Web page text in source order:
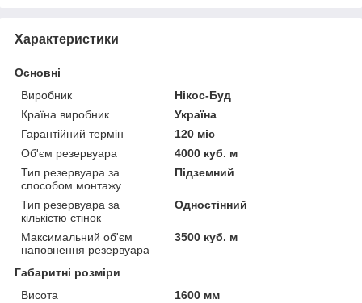
Характеристики
Основні
Виробник
Нікос-Буд
Країна виробник
Україна
Гарантійний термін
120 міс
Об'єм резервуара
4000 куб. м
Тип резервуара за
способом монтажу
Підземний
Тип резервуара за
кількістю стінок
Одностінний
Максимальний об'єм
наповнення резервуара
3500 куб. м
Габаритні розміри
Висота
1600 мм